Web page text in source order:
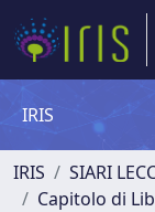
IRIS
IRIS SIARI
Capitolo di